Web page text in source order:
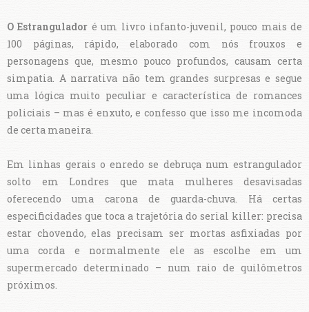
O Estrangulador é um livro infanto-juvenil, pouco mais de
100 páginas, rápido, elaborado com nós frouxos e
personagens que, mesmo pouco profundos, causam certa
simpatia. A narrativa não tem grandes surpresas e segue
uma lógica muito peculiar e característica de romances
policiais – mas é enxuto, e confesso que isso me incomoda
de certa maneira.
Em linhas gerais o enredo se debruça num estrangulador
solto em Londres que mata mulheres desavisadas
oferecendo uma carona de guarda-chuva. Há certas
especificidades que toca a trajetória do serial killer: precisa
estar chovendo, elas precisam ser mortas asfixiadas por
uma corda e normalmente ele as escolhe em um
supermercado determinado – num raio de quilômetros
próximos.